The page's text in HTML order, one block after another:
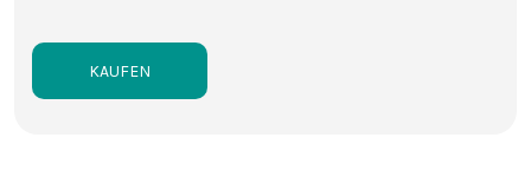
KAUFEN